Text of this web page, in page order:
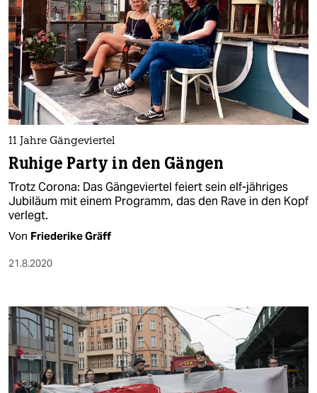
11 Jahre Gängeviertel
Ruhige Party in den Gängen
Trotz Corona: Das Gängeviertel feiert sein elf-jähriges
Jubiläum mit einem Programm, das den Rave in den Kopf
verlegt.
Von Friederike Gräff
21.8.2020